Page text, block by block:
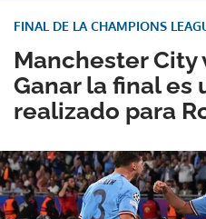
Manchester City
Ganar la final es
realizado para
FINAL DE LA CHAMPIONS